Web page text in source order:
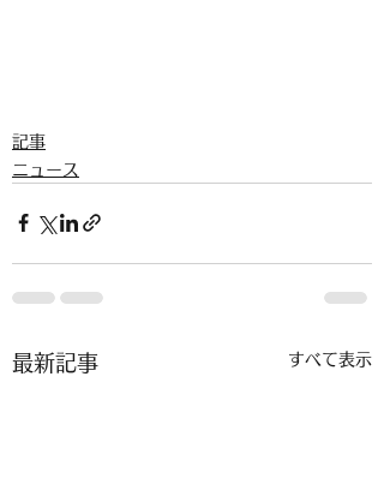
記事
ニュース
最新記事 すべて表示